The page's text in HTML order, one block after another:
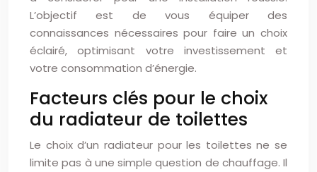
L’objectif est de vous équiper des
connaissances nécessaires pour faire un choix
éclairé, optimisant votre investissement et
votre consommation d’énergie.
Facteurs clés pour le choix
du radiateur de toilettes
Le choix d’un radiateur pour les toilettes ne se
limite pas à une simple question de chauffage. Il